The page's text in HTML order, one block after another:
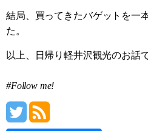
結局、買ってきたバゲットを一
た。
以上、日帰り軽井沢観光のお話
#Follow me!